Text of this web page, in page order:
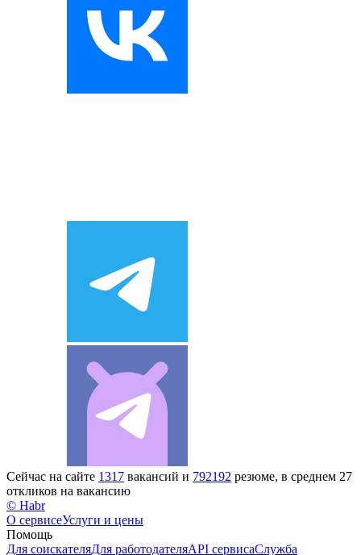
Сейчас на сайте 1317 вакансий и 792192 резюме, в среднем 27
откликов на вакансию
© Habr
О сервисеУслуги и цены
Помощь
Для соискателяДля работодателяAPI сервисаСлужба